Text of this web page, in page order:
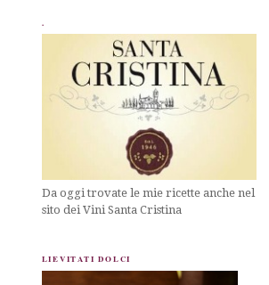
.
Da oggi trovate le mie ricette anche nel
sito dei Vini Santa Cristina
LIEVITATI DOLCI